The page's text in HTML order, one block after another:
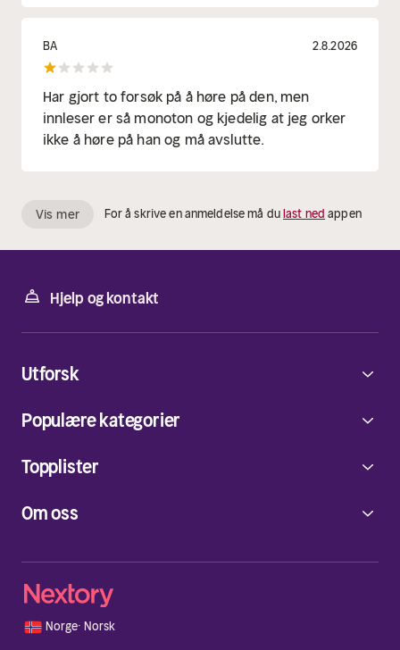
BA 2.8.2026
Har gjort to forsøk på å høre på den, men
innleser er så monoton og kjedelig at jeg orker
ikke å høre på han og må avslutte.
Vis mer For å skrive en anmeldelse må dulast ned appen
Hjelp og kontakt
Om oss
Utforsk
Populære kategorier
Topplister
🇳🇴 Norge· Norsk